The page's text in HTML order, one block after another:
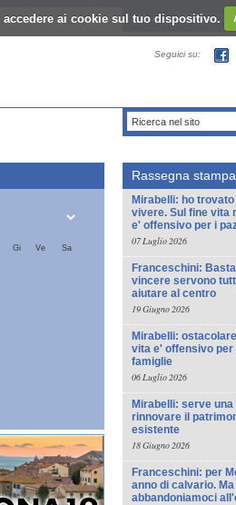
ai cookie sul tuo dispositivo.
Registrazione
Seguici su:
Ricerca nel sito
Gi Ve Sa
Rassegna stampa
Mirabelli: ho
vivere. Sul fine vita
e' offensivo per i
07 Luglio 2026
Franceschini:
vincere servono
aiutare al centro
19 Giugno 2026
Mirabelli:
vita e' offensivo per
famiglie
06 Luglio 2026
Mirabelli: serve una
rinnovare il
esistente
18 Giugno 2026
Franceschini: per
anno di calvario. Ma
abbandoniamoci